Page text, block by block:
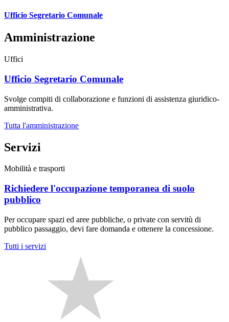
Ufficio Segretario Comunale
Amministrazione
Uffici
Ufficio Segretario Comunale
Svolge compiti di collaborazione e funzioni di assistenza giuridico-
amministrativa.
Tutta l'amministrazione
Servizi
Mobilità e trasporti
Richiedere l'occupazione temporanea di suolo
pubblico
Per occupare spazi ed aree pubbliche, o private con servitù di
pubblico passaggio, devi fare domanda e ottenere la concessione.
Tutti i servizi